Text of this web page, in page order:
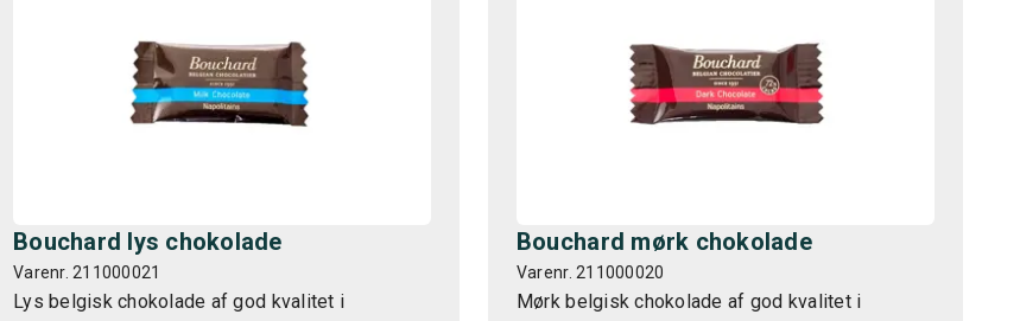
Bouchard lys chokolade
Varenr. 211000021
Lys belgisk chokolade af god kvalitet i
Bouchard mørk chokolade
Varenr. 211000020
Mørk belgisk chokolade af god kvalitet i